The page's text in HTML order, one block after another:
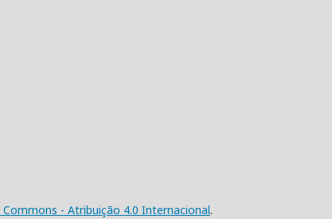
Commons - Atribuição 4.0 Internacional.